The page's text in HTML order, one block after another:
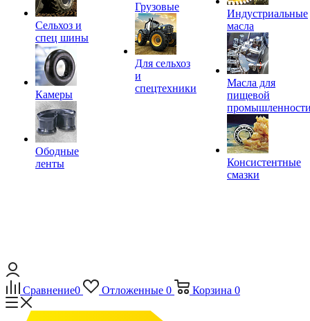
Сельхоз и
спец шины
Камеры
Ободные
ленты
Грузовые
Для сельхоз
и
спецтехники
Индустриальные
масла
Масла для
пищевой
Консистентные
смазки
Сравнение0 Отложенные 0 Корзина 0